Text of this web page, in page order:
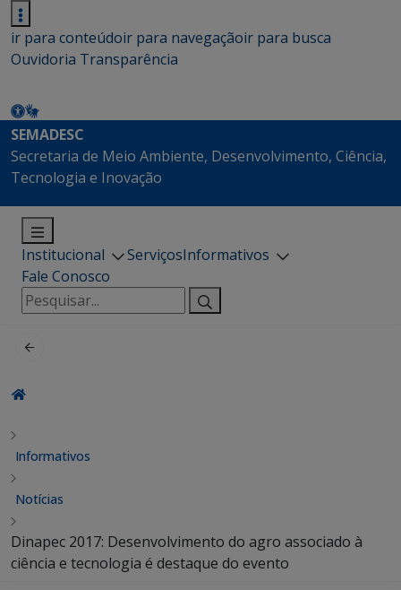
ir para conteúdoir para navegaçãoir para busca
Ouvidoria Transparência
SEMADESC
Secretaria de Meio Ambiente, Desenvolvimento, Ciência,
Tecnologia e Inovação
Institucional ServiçosInformativos
Fale Conosco
Pesquisar
por:
Informativos
Notícias
Dinapec 2017: Desenvolvimento do agro associado à
ciência e tecnologia é destaque do evento